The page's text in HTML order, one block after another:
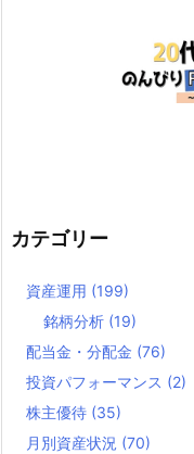
カテゴリー
資産運用 (199)
銘柄分析 (19)
配当金・分配金 (76)
投資パフォーマンス (2)
株主優待 (35)
月別資産状況 (70)